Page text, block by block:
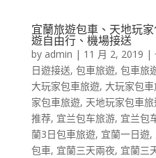
宜蘭旅遊包車、天地玩
遊自由行、機場接送
by admin | 11 月 2, 2019 |
日遊接送, 包車旅遊, 包車旅
大玩家包車旅遊, 大玩家包
家包車旅遊, 天地玩家包車
推荐, 宜兰包车旅游, 宜兰包
蘭3日包車旅遊, 宜蘭一日遊,
包車, 宜蘭三天兩夜, 宜蘭三